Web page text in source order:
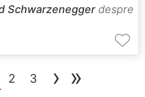
Schwarzeneggerdespre
(current)
2 3 › »